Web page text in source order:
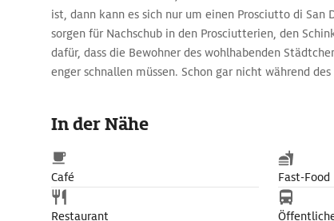
ist, dann kann es sich nur um einen Prosciutto di San
sorgen für Nachschub in den Prosciutterien, den
dafür, dass die Bewohner des wohlhabenden
enger schnallen müssen. Schon gar nicht während
luftgetrocknete Spezialität. In San Daniele, das
wechseln immer wieder trockene und feuchte
erreichen, hängen die mit Meersalz eingeriebenen
Stücke mindestens 13, besser noch 18 Monate in
Großfirmen ersetzen mittlerweile Klimakammern
In der Nähe
Café Fast-Food
Restaurant